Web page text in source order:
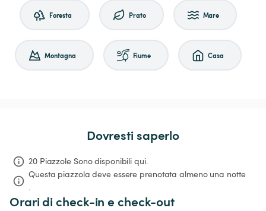
Foresta Prato Mare
Montagna Fiume Casa
Dovresti saperlo
20 Piazzole Sono disponibili qui.
Questa piazzola deve essere prenotata almeno una notte
.
Orari di check-in e check-out